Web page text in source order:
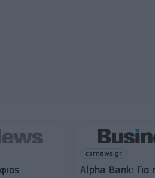
csrnews.gr
Alpha Bank: Για